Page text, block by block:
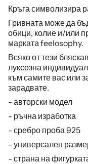
Кръга символизира
Гривната може да
обици, колие и/или
марката feelosophy.
Всяко от тези
луксозна
към самите вас или
зарадвате.
- авторски модел
- ръчна изработка
- сребро проба 925
- универсален
- страна на